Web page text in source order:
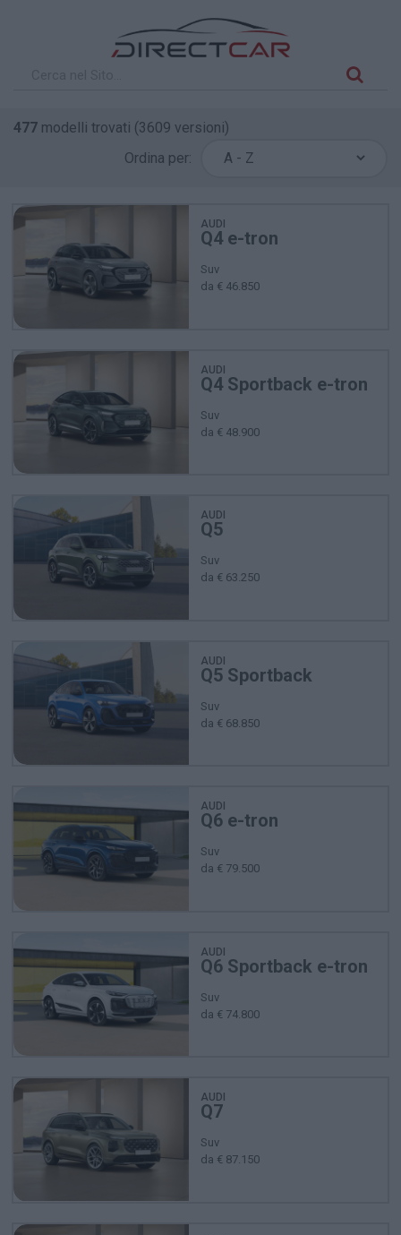
477 modelli trovati (3609 versioni)
Ordina per:
AUDI
Q4 e-tron
Suv
da € 46.850
AUDI
Q4 Sportback e-tron
Suv
da € 48.900
AUDI
Q5
Suv
da € 63.250
AUDI
Q5 Sportback
Suv
da € 68.850
AUDI
Q6 e-tron
Suv
da € 79.500
AUDI
Q6 Sportback e-tron
Suv
da € 74.800
AUDI
Q7
Suv
da € 87.150